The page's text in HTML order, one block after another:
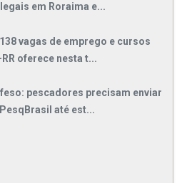
em Roraima e...
vagas de emprego e cursos
oferece nesta t...
pescadores precisam enviar
PesqBrasil até est...